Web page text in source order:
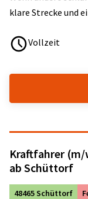
klare Strecke und
Vollzeit
Kraftfahrer (m/
ab Schüttorf
48465 Schüttorf